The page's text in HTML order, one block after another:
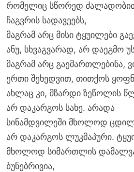
რომელიც სწორედ ძალადობით
ჩაგვრის სადავეებს,
მაგრამ არც მისი ტყუილები
ანუ, სხვაგვარად, არ დაეგმო
მაგრამ არც გაემართლებინა,
ერთი შეხედვით, თითქოს
ახლაც კი, მზარდი ზეწოლის
არ დაკარგოს სახე. არადა
სინამდვილეში მხოლოდ
არ დაკარგოს ლუკმაპური.
მხოლოდ სიმართლის
ბუნებრივია,